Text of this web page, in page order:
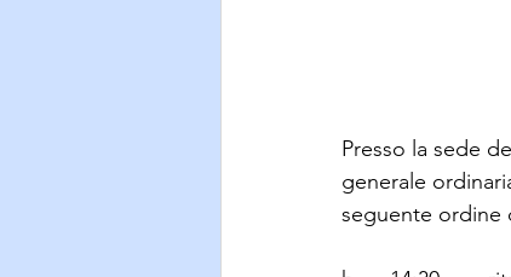
Presso la sede
generale
seguente ordine